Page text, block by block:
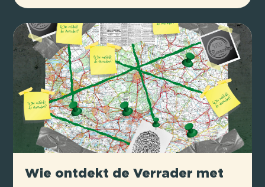
Wie ontdekt de Verrader met